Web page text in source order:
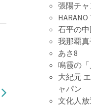
張陽チ
HARANO
石平の
我那覇
あさ8
鳴霞の「
大紀元
ャパン
文化人